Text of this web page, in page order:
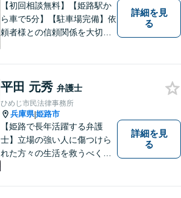
【初回相談無料】【姫路駅か
ら車で5分】【駐車場完備】依
頼者様との信頼関係を大切
談をお受けしております。離
婚・借金問題・交通事故・企
業法務など幅広く対応してい
ます。
詳細を見
る
平田 元秀 弁護士
ひめじ市民法律事務所
兵庫県|姫路市
【姫路で長年活躍する弁護
士】立場の強い人に傷つけら
れた方々の生活を救うべく、
詳細を見
る